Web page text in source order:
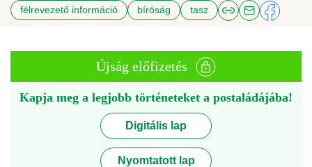
félrevezető információ bíróság tasz
Újság előfizetés
Kapja meg a legjobb történeteket a postaládájába!
Digitális lap
Nyomtatott lap